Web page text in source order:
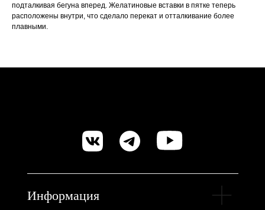
подталкивая бегуна вперед. Желатиновые вставки в пятке теперь
расположены внутри, что сделало перекат и отталкивание более
плавными.